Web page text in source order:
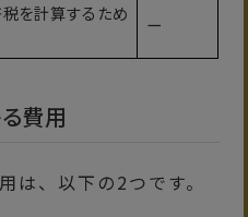
を計算するため
ー
費用
は、以下の2つです。